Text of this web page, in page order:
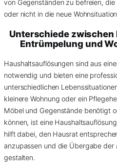
von Gegenständen zu befreien,
oder nicht in die neue
Unterschiede
Entrümpelung und
Haushaltsauflösungen sind aus
notwendig und bieten eine
unterschiedlichen
kleinere Wohnung oder ein
Möbel und Gegenstände benötigt
können, ist eine
hilft dabei, den Hausrat
anzupassen und die Übergabe der
gestalten.